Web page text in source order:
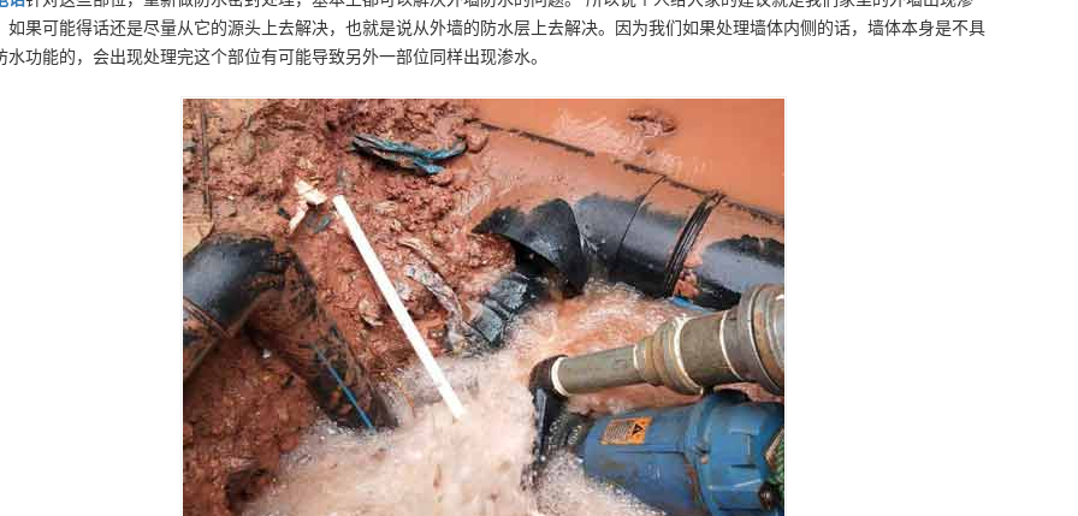
如果可能得话还是尽量从它的源头上去解决，也就是说从外墙的防水层上去解决。因为我们如果处理墙体内侧的话，墙体本身是不具
水功能的，会出现处理完这个部位有可能导致另外一部位同样出现渗水。